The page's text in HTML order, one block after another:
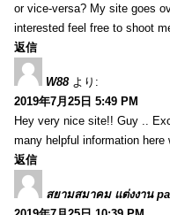
or vice-versa? My site goes
interested feel free to shoot
返信
W88 より:
2019年7月25日 5:49 PM
Hey very nice site!! Guy ..
many helpful information
返信
สยามสมาคม แต่งงาน